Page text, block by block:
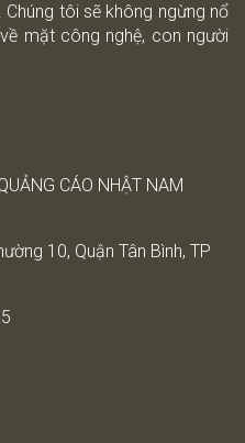
tôi sẽ không ngừng nổ
mặt công nghệ, con người
CÁO NHẬT NAM
10, Quận Tân Bình, TP